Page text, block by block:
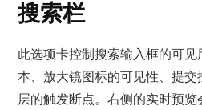
搜索栏
此选项卡控制搜索输入框的可
本、放大镜图标的可见性、提
层的触发断点。右侧的实时预